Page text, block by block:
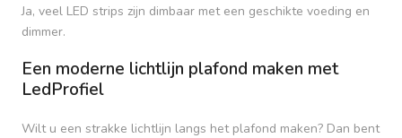
Ja, veel LED strips zijn dimbaar met een geschikte voeding en
dimmer.
Een moderne lichtlijn plafond maken met
LedProfiel
Wilt u een strakke lichtlijn langs het plafond maken? Dan bent